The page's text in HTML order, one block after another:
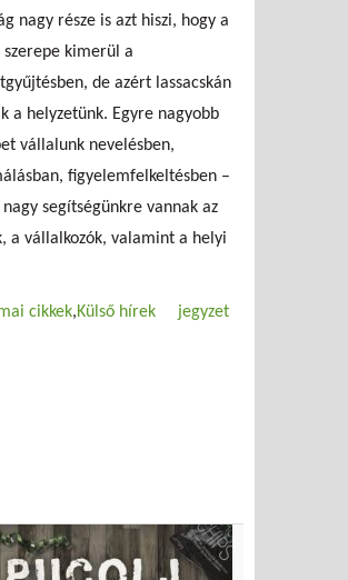
nagy része is azt hiszi, hogy a
szerepe kimerül a
de azért lassacskán
a helyzetünk. Egyre nagyobb
vállalunk nevelésben,
figyelemfelkeltésben –
segítségünkre vannak az
a vállalkozók, valamint a helyi
cikkek Külső hírek jegyzet